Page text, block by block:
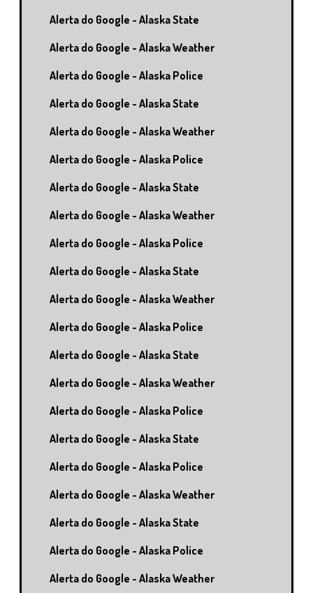
Alerta do Google - Alaska State
Alerta do Google - Alaska Weather
Alerta do Google - Alaska Police
Alerta do Google - Alaska State
Alerta do Google - Alaska Weather
Alerta do Google - Alaska Police
Alerta do Google - Alaska State
Alerta do Google - Alaska Weather
Alerta do Google - Alaska Police
Alerta do Google - Alaska State
Alerta do Google - Alaska Weather
Alerta do Google - Alaska Police
Alerta do Google - Alaska State
Alerta do Google - Alaska Weather
Alerta do Google - Alaska Police
Alerta do Google - Alaska State
Alerta do Google - Alaska Police
Alerta do Google - Alaska Weather
Alerta do Google - Alaska State
Alerta do Google - Alaska Police
Alerta do Google - Alaska Weather